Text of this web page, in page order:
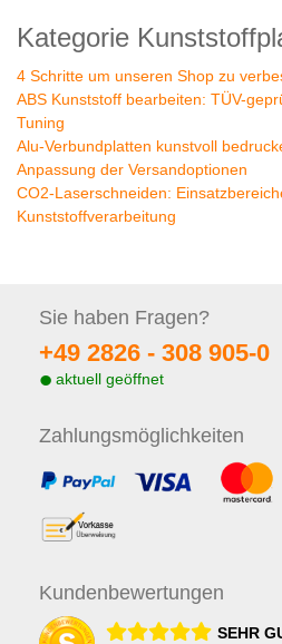
Kategorie
4 Schritte um unseren Shop zu
ABS Kunststoff bearbeiten: TÜV-
Tuning
Alu-Verbundplatten kunstvoll
Anpassung der Versandoptionen
CO2-Laserschneiden:
Kunststoffverarbeitung
Sie haben Fragen?
+49 2826 - 308 905-0
aktuell geöffnet
Zahlungsmöglichkeiten
Kundenbewertungen
SEHR